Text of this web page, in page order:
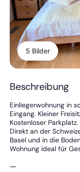
5 Bilder
Beschreibung
Einliegerwohnung in
Eingang. Kleiner
Kostenloser
Direkt an der
Basel und in die
Wohnung ideal für
—